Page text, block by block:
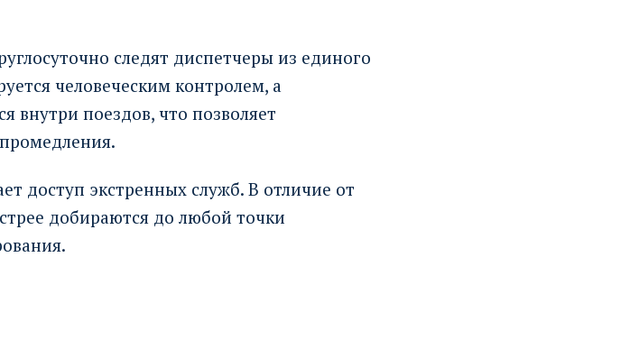
следят диспетчеры из единого
человеческим контролем, а
внутри поездов, что позволяет
доступ экстренных служб. В отличие от
добираются до любой точки